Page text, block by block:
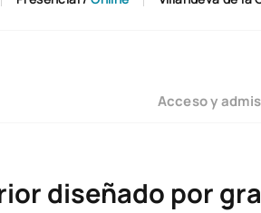
Acceso y
diseñado por